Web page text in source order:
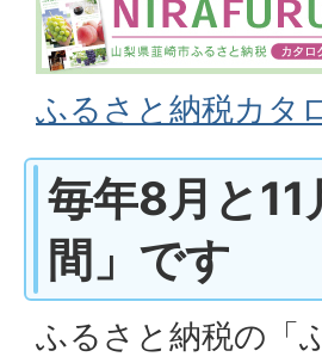
ふるさと納税カタ
毎年8月と
間」です
ふるさと納税の「